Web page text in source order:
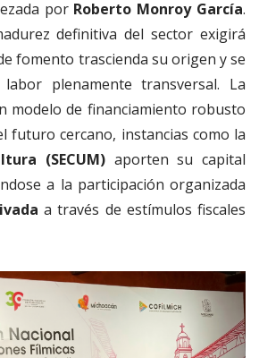
por Roberto Monroy García.
definitiva del sector exigirá
fomento trascienda su origen y se
plenamente transversal. La
modelo de financiamiento robusto
futuro cercano, instancias como la
(SECUM) aporten su capital
a la participación organizada
a través de estímulos fiscales